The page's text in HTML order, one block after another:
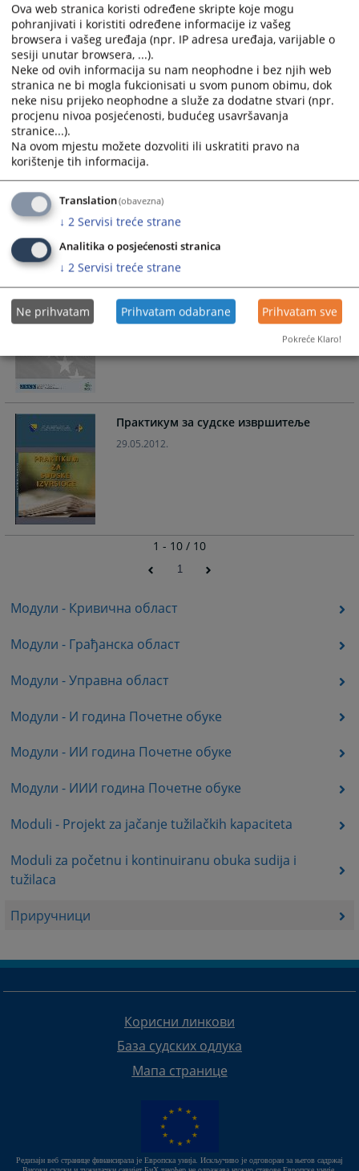
Модули - Кривична област
Модули - Грађанска област
Модули - Управна област
Модули - И година Почетне обуке
Модули - ИИ година Почетне обуке
Модули - ИИИ година Почетне обуке
Moduli - Projekt za jačanje tužilačkih kapaciteta
Moduli za početnu i kontinuiranu obuka sudija i
tužilaca
Приручници
Приручник Управљање судским
поступком
22.05.2017.
Приручник Проактивна улога
предсједника суда у управљању судом
Приручник за практичну примјену
Аархуске конвенције у Босни и
Херцеговини
Практикум за судске извршитеље
29.05.2012.
1 - 10 / 10
1
Корисни линкови
База судских одлука
Мапа странице
Редизајн веб странице финансирала је Европска унија. Искључиво је одговоран за његов садржај
Ova web stranica koristi određene skripte koje mogu
pohranjivati i koristiti određene informacije iz vašeg
browsera i vašeg uređaja (npr. IP adresa uređaja, varijable o
sesiji unutar browsera, ...).
Neke od ovih informacija su nam neophodne i bez njih web
stranica ne bi mogla fukcionisati u svom punom obimu, dok
neke nisu prijeko neophodne a služe za dodatne stvari (npr.
procjenu nivoa posjećenosti, budućeg usavršavanja
stranice...).
Na ovom mjestu možete dozvoliti ili uskratiti pravo na
korištenje tih informacija.
Translation(obavezna)
↓ 2 Servisi treće strane
Analitika o posjećenosti stranica
↓ 2 Servisi treće strane
Ne prihvatam Prihvatam odabrane Prihvatam sve
Pokreće Klaro!